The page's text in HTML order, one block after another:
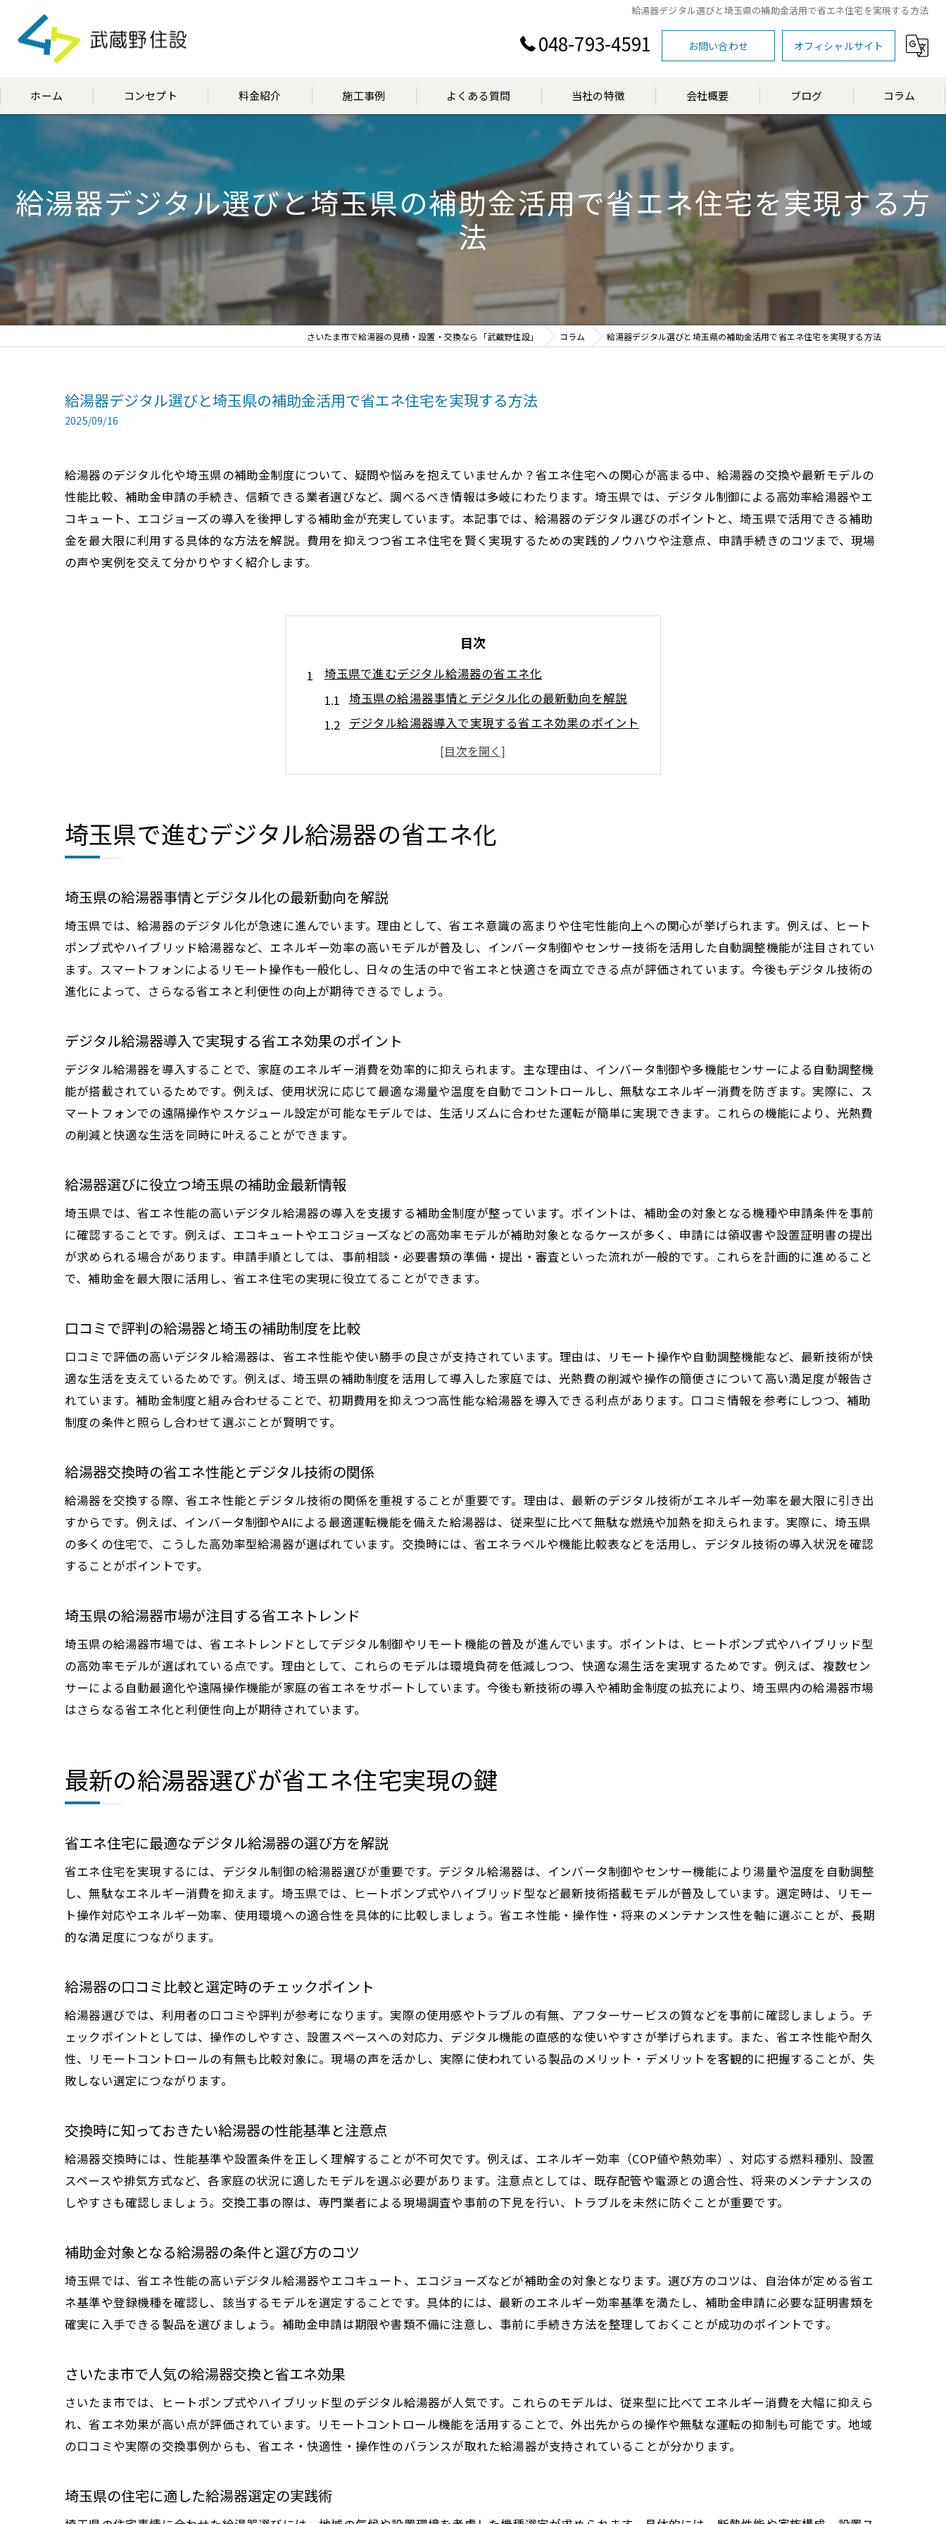
給湯器デジタル選びと埼玉県の補助金活用で省エネ住宅を実現する方法
048-793-4591 お問い合わせ オフィシャルサイト
ホーム コンセプト
代表挨拶
料金紹介 施工事例 よくある質問 当社の特徴
設置
交換
点検
会社概要
漫画特集
ブログ コラム
給湯器デジタル選びと埼玉県の補助金活用で省エネ住宅を実現する方
法
さいたま市で給湯器の見積・設置・交換なら「武蔵野住設」 コラム 給湯器デジタル選びと埼玉県の補助金活用で省エネ住宅を実現する方法
給湯器デジタル選びと埼玉県の補助金活用で省エネ住宅を実現する方法
2025/09/16
給湯器のデジタル化や埼玉県の補助金制度について、疑問や悩みを抱えていませんか？省エネ住宅への関心が高まる中、給湯器の交換や最新モデルの
性能比較、補助金申請の手続き、信頼できる業者選びなど、調べるべき情報は多岐にわたります。埼玉県では、デジタル制御による高効率給湯器やエ
コキュート、エコジョーズの導入を後押しする補助金が充実しています。本記事では、給湯器のデジタル選びのポイントと、埼玉県で活用できる補助
金を最大限に利用する具体的な方法を解説。費用を抑えつつ省エネ住宅を賢く実現するための実践的ノウハウや注意点、申請手続きのコツまで、現場
の声や実例を交えて分かりやすく紹介します。
目次
埼玉県で進むデジタル給湯器の省エネ化
埼玉県の給湯器事情とデジタル化の最新動向を解説
デジタル給湯器導入で実現する省エネ効果のポイント
給湯器選びに役立つ埼玉県の補助金最新情報
口コミで評判の給湯器と埼玉の補助制度を比較
埼玉県の給湯器市場が注目する省エネトレンド
最新の給湯器選びが省エネ住宅実現の鍵
給湯器の口コミ比較と選定時のチェックポイント
交換時に知っておきたい給湯器の性能基準と注意点
補助金対象となる給湯器の条件と選び方のコツ
さいたま市で人気の給湯器交換と省エネ効果
埼玉県の住宅に適した給湯器選定の実践術
埼玉県で給湯器補助金を活用する具体的な方法
給湯器交換費用を抑える補助制度の活用ポイント
申請トラブルを防ぐ給湯器補助金の注意事項
給湯器交換と補助金併用で省エネ住宅を実現
エコキュート導入を検討中なら知っておきたい給湯器事情
エコキュート給湯器の特徴と埼玉県での導入メリット
埼玉でエコキュート導入時の補助金情報まとめ
給湯器交換時に検討すべきエコキュートの選び方
エコキュートの口コミと給湯器比較ポイント
埼玉県のエコキュート事情と省エネ給湯器の最新動向
給湯器交換費用を抑えるための実践ポイント
給湯器交換費用を抑えるための業者選びのコツ
口コミで評判の給湯器交換業者と選択基準
埼玉県の給湯器交換で失敗しないポイント
さいたま市の給湯器補助金を活用する方法
給湯器交換時に押さえたい補助金の最新情報
口コミでわかるさいたま市給湯器補助金の活用法
給湯器交換と補助金利用の賢い進め方
さいたま市で選ばれる給湯器補助金のポイント
デジタル給湯器が叶える快適な暮らしの魅力
口コミで高評価のデジタル給湯器の使い勝手
省エネと補助金活用で失敗しない給湯器交換術
給湯器交換時に省エネと補助金を両立させるコツ
給湯器補助金の申請手続きと注意点を解説
給湯器交換から快適な省エネ生活へのステップ
埼玉県で進むデジタル給湯器の省エネ化
埼玉県の給湯器事情とデジタル化の最新動向を解説
埼玉県では、給湯器のデジタル化が急速に進んでいます。理由として、省エネ意識の高まりや住宅性能向上への関心が挙げられます。例えば、ヒート
ポンプ式やハイブリッド給湯器など、エネルギー効率の高いモデルが普及し、インバータ制御やセンサー技術を活用した自動調整機能が注目されてい
ます。スマートフォンによるリモート操作も一般化し、日々の生活の中で省エネと快適さを両立できる点が評価されています。今後もデジタル技術の
進化によって、さらなる省エネと利便性の向上が期待できるでしょう。
デジタル給湯器導入で実現する省エネ効果のポイント
デジタル給湯器を導入することで、家庭のエネルギー消費を効率的に抑えられます。主な理由は、インバータ制御や多機能センサーによる自動調整機
能が搭載されているためです。例えば、使用状況に応じて最適な湯量や温度を自動でコントロールし、無駄なエネルギー消費を防ぎます。実際に、ス
マートフォンでの遠隔操作やスケジュール設定が可能なモデルでは、生活リズムに合わせた運転が簡単に実現できます。これらの機能により、光熱費
の削減と快適な生活を同時に叶えることができます。
給湯器選びに役立つ埼玉県の補助金最新情報
埼玉県では、省エネ性能の高いデジタル給湯器の導入を支援する補助金制度が整っています。ポイントは、補助金の対象となる機種や申請条件を事前
に確認することです。例えば、エコキュートやエコジョーズなどの高効率モデルが補助対象となるケースが多く、申請には領収書や設置証明書の提出
が求められる場合があります。申請手順としては、事前相談・必要書類の準備・提出・審査といった流れが一般的です。これらを計画的に進めること
で、補助金を最大限に活用し、省エネ住宅の実現に役立てることができます。
口コミで評判の給湯器と埼玉の補助制度を比較
口コミで評価の高いデジタル給湯器は、省エネ性能や使い勝手の良さが支持されています。理由は、リモート操作や自動調整機能など、最新技術が快
適な生活を支えているためです。例えば、埼玉県の補助制度を活用して導入した家庭では、光熱費の削減や操作の簡便さについて高い満足度が報告さ
れています。補助金制度と組み合わせることで、初期費用を抑えつつ高性能な給湯器を導入できる利点があります。口コミ情報を参考にしつつ、補助
制度の条件と照らし合わせて選ぶことが賢明です。
給湯器交換時の省エネ性能とデジタル技術の関係
給湯器を交換する際、省エネ性能とデジタル技術の関係を重視することが重要です。理由は、最新のデジタル技術がエネルギー効率を最大限に引き出
すからです。例えば、インバータ制御やAIによる最適運転機能を備えた給湯器は、従来型に比べて無駄な燃焼や加熱を抑えられます。実際に、埼玉県
の多くの住宅で、こうした高効率型給湯器が選ばれています。交換時には、省エネラベルや機能比較表などを活用し、デジタル技術の導入状況を確認
することがポイントです。
埼玉県の給湯器市場が注目する省エネトレンド
埼玉県の給湯器市場では、省エネトレンドとしてデジタル制御やリモート機能の普及が進んでいます。ポイントは、ヒートポンプ式やハイブリッド型
の高効率モデルが選ばれている点です。理由として、これらのモデルは環境負荷を低減しつつ、快適な湯生活を実現するためです。例えば、複数セン
サーによる自動最適化や遠隔操作機能が家庭の省エネをサポートしています。今後も新技術の導入や補助金制度の拡充により、埼玉県内の給湯器市場
はさらなる省エネ化と利便性向上が期待されています。
最新の給湯器選びが省エネ住宅実現の鍵
省エネ住宅に最適なデジタル給湯器の選び方を解説
省エネ住宅を実現するには、デジタル制御の給湯器選びが重要です。デジタル給湯器は、インバータ制御やセンサー機能により湯量や温度を自動調整
し、無駄なエネルギー消費を抑えます。埼玉県では、ヒートポンプ式やハイブリッド型など最新技術搭載モデルが普及しています。選定時は、リモー
ト操作対応やエネルギー効率、使用環境への適合性を具体的に比較しましょう。省エネ性能・操作性・将来のメンテナンス性を軸に選ぶことが、長期
的な満足度につながります。
給湯器の口コミ比較と選定時のチェックポイント
給湯器選びでは、利用者の口コミや評判が参考になります。実際の使用感やトラブルの有無、アフターサービスの質などを事前に確認しましょう。チ
ェックポイントとしては、操作のしやすさ、設置スペースへの対応力、デジタル機能の直感的な使いやすさが挙げられます。また、省エネ性能や耐久
性、リモートコントロールの有無も比較対象に。現場の声を活かし、実際に使われている製品のメリット・デメリットを客観的に把握することが、失
敗しない選定につながります。
交換時に知っておきたい給湯器の性能基準と注意点
給湯器交換時には、性能基準や設置条件を正しく理解することが不可欠です。例えば、エネルギー効率（COP値や熱効率）、対応する燃料種別、設置
スペースや排気方式など、各家庭の状況に適したモデルを選ぶ必要があります。注意点としては、既存配管や電源との適合性、将来のメンテナンスの
しやすさも確認しましょう。交換工事の際は、専門業者による現場調査や事前の下見を行い、トラブルを未然に防ぐことが重要です。
補助金対象となる給湯器の条件と選び方のコツ
埼玉県では、省エネ性能の高いデジタル給湯器やエコキュート、エコジョーズなどが補助金の対象となります。選び方のコツは、自治体が定める省エ
ネ基準や登録機種を確認し、該当するモデルを選定することです。具体的には、最新のエネルギー効率基準を満たし、補助金申請に必要な証明書類を
確実に入手できる製品を選びましょう。補助金申請は期限や書類不備に注意し、事前に手続き方法を整理しておくことが成功のポイントです。
さいたま市で人気の給湯器交換と省エネ効果
さいたま市では、ヒートポンプ式やハイブリッド型のデジタル給湯器が人気です。これらのモデルは、従来型に比べてエネルギー消費を大幅に抑えら
れ、省エネ効果が高い点が評価されています。リモートコントロール機能を活用することで、外出先からの操作や無駄な運転の抑制も可能です。地域
の口コミや実際の交換事例からも、省エネ・快適性・操作性のバランスが取れた給湯器が支持されていることが分かります。
埼玉県の住宅に適した給湯器選定の実践術